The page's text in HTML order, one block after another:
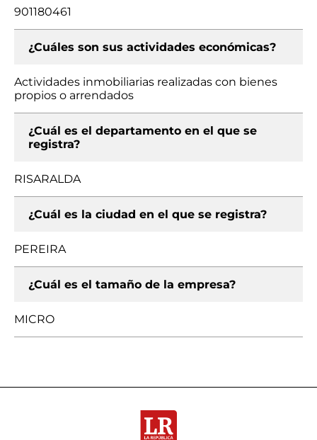
901180461
¿Cuáles son sus actividades económicas?
Actividades inmobiliarias realizadas con bienes
propios o arrendados
¿Cuál es el departamento en el que se
registra?
RISARALDA
¿Cuál es la ciudad en el que se registra?
PEREIRA
¿Cuál es el tamaño de la empresa?
MICRO